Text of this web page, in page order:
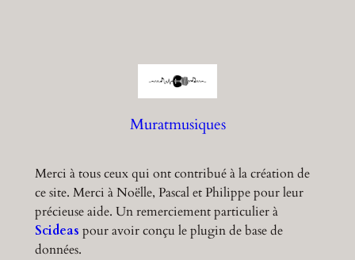
Muratmusiques
Merci à tous ceux qui ont contribué à la création de
ce site. Merci à Noëlle, Pascal et Philippe pour leur
précieuse aide. Un remerciement particulier à
Scideas pour avoir conçu le plugin de base de
données.